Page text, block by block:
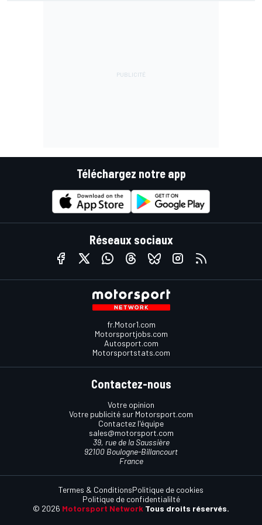
Téléchargez notre app
Réseaux sociaux
fr.Motor1.com
Motorsportjobs.com
Autosport.com
Motorsportstats.com
Contactez-nous
Votre opinion
Votre publicité sur Motorsport.com
Contactez l'équipe
sales@motorsport.com
39, rue de la Saussière
92100 Boulogne-Billancourt
France
© 2026 Motorsport Network Tous droits réservés.
Termes & ConditionsPolitique de cookies
Politique de confidentialilté